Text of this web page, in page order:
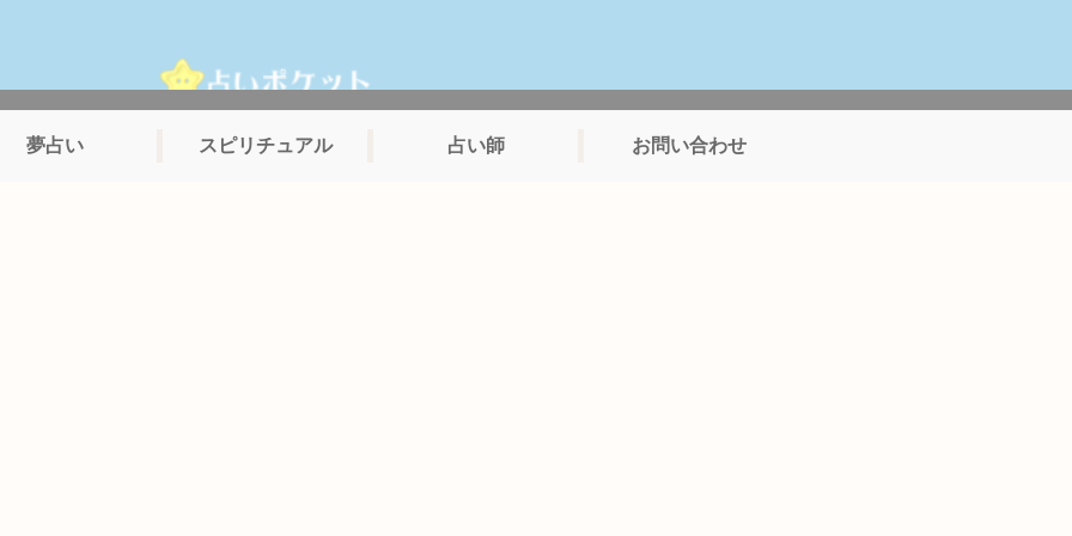
夢占い スピリチュアル 占い師 お問い合わせ